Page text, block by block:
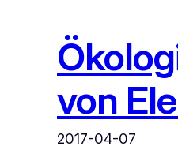
von
2017-04-07